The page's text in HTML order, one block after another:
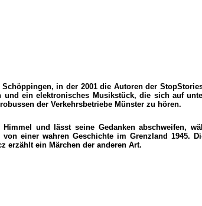
Schöppingen, in der 2001die Autoren der
ein elektronisches Musikstück, die sich auf
der Verkehrsbetriebe Münster zu hören.
und lässt seine Gedanken abschweifen,
einer wahren Geschichte im Grenzland 1945.
erzählt ein Märchen der anderen Art.